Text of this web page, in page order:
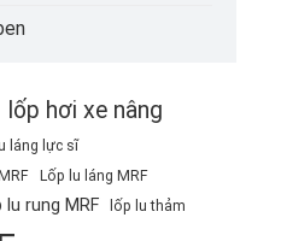
lốp hơi xe nâng
láng lực sĩ
Lốp lu láng MRF
lu rung MRF lốp lu thảm